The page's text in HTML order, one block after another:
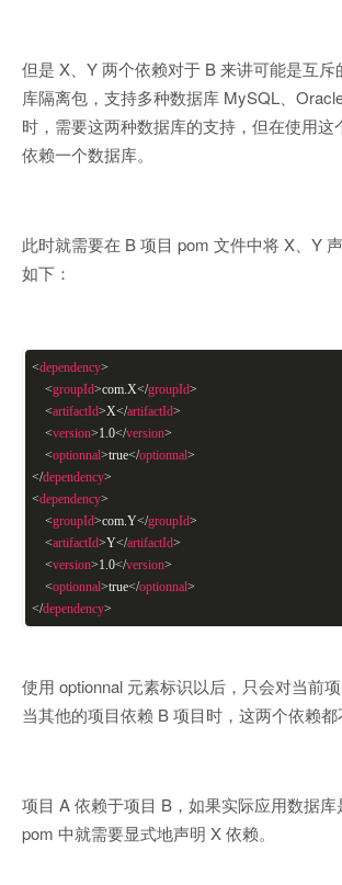
但是 X、Y 两个依赖对于 B 来讲可能是互斥
库隔离包，支持多种数据库 MySQL、
时，需要这两种数据库的支持，但在使用这
依赖一个数据库。
此时就需要在 B 项目 pom 文件中将 X、Y
如下：
<dependency>
<groupId>com.X</groupId>
<artifactId>X</artifactId>
<version>1.0</version>
<optionnal>true</optionnal>
</dependency>
<dependency>
<groupId>com.Y</groupId>
<artifactId>Y</artifactId>
<version>1.0</version>
<optionnal>true</optionnal>
</dependency>
使用 optionnal 元素标识以后，只会对当前
当其他的项目依赖 B 项目时，这两个依赖都
项目 A 依赖于项目 B，如果实际应用数据库
pom 中就需要显式地声明 X 依赖。